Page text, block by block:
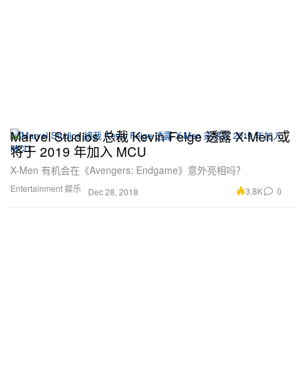
Entertainment 娱乐
Marvel Studios 总裁 Kevin Feige 透露 X-Men 或
将于 2019 年加入 MCU
X-Men 有机会在《Avengers: Endgame》意外亮相吗？
Dec 28, 2018 3.8K 0